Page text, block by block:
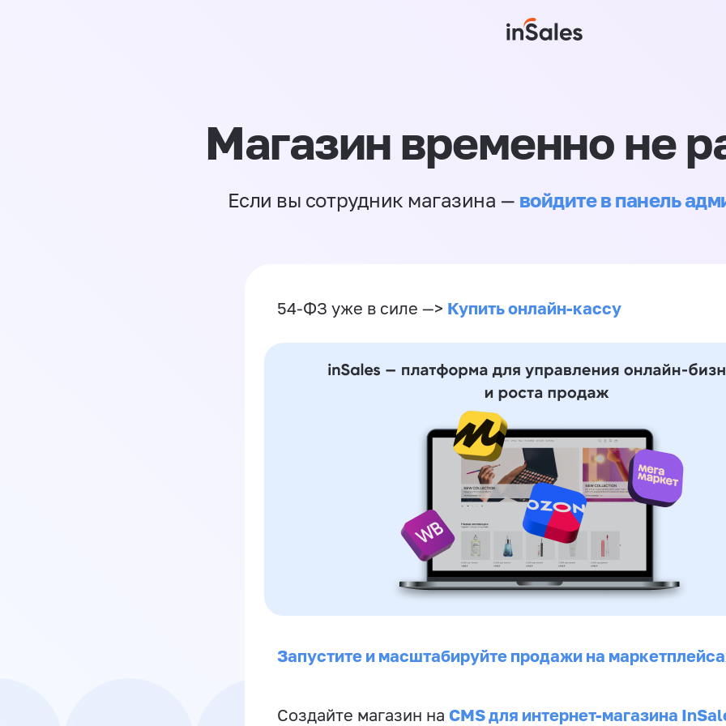
Магазин временно не
Если вы сотрудник магазина — войдите в панель
54-ФЗ уже в силе —> Купить онлайн-кассу
Запустите и масштабируйте продажи на
Создайте магазин на CMS для интернет-магазина